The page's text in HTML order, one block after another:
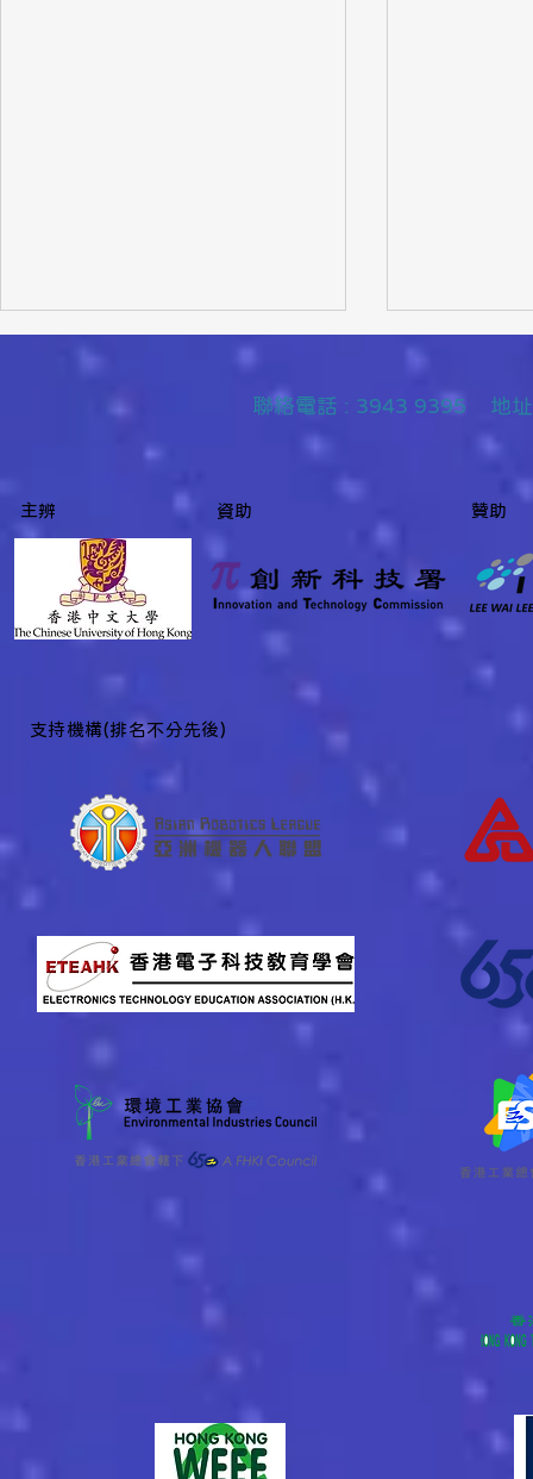
香港少年工程挑戰賽 2026 比
賽手冊 及注意事項
名單 Hong
Challenge
聯絡電話 : 3943 9395 地址
主辨 資助 贊助
​支持機構(排名不分先後)